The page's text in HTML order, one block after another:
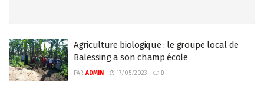
Agriculture biologique : le groupe local de
Balessing a son champ école
PAR ADMIN 17/05/2023 0